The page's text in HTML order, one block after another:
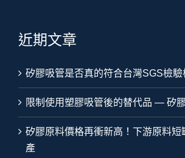
近期文章
矽膠吸管是否真的符合台灣SGS檢驗
限制使用塑膠吸管後的替代品 — 矽
矽膠原料價格再衝新高！下游原料短
產